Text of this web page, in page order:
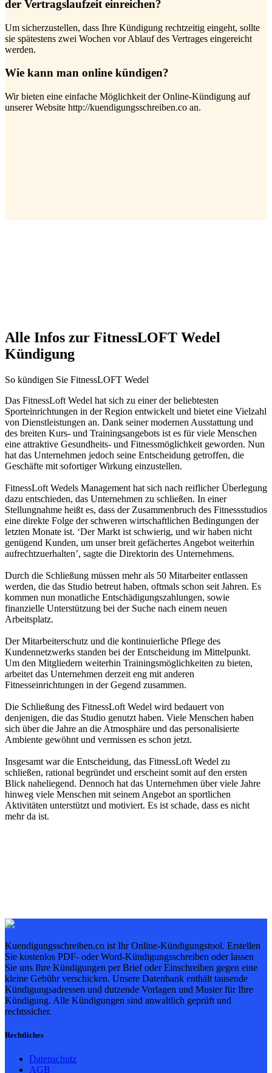
der Vertragslaufzeit einreichen?
Um sicherzustellen, dass Ihre Kündigung rechtzeitig eingeht, sollte
sie spätestens zwei Wochen vor Ablauf des Vertrages eingereicht
werden.
Wie kann man online kündigen?
Wir bieten eine einfache Möglichkeit der Online-Kündigung auf
unserer Website http://kuendigungsschreiben.co an.
Alle Infos zur FitnessLOFT Wedel
Kündigung
So kündigen Sie FitnessLOFT Wedel
Das FitnessLoft Wedel hat sich zu einer der beliebtesten
Sporteinrichtungen in der Region entwickelt und bietet eine Vielzahl
von Dienstleistungen an. Dank seiner modernen Ausstattung und
des breiten Kurs- und Trainingsangebots ist es für viele Menschen
eine attraktive Gesundheits- und Fitnessmöglichkeit geworden. Nun
hat das Unternehmen jedoch seine Entscheidung getroffen, die
Geschäfte mit sofortiger Wirkung einzustellen.
FitnessLoft Wedels Management hat sich nach reiflicher Überlegung
dazu entschieden, das Unternehmen zu schließen. In einer
Stellungnahme heißt es, dass der Zusammenbruch des Fitnessstudios
eine direkte Folge der schweren wirtschaftlichen Bedingungen der
letzten Monate ist. ‘Der Markt ist schwierig, und wir haben nicht
genügend Kunden, um unser breit gefächertes Angebot weiterhin
aufrechtzuerhalten’, sagte die Direktorin des Unternehmens.
Durch die Schließung müssen mehr als 50 Mitarbeiter entlassen
werden, die das Studio betreut haben, oftmals schon seit Jahren. Es
kommen nun monatliche Entschädigungszahlungen, sowie
finanzielle Unterstützung bei der Suche nach einem neuen
Arbeitsplatz.
Der Mitarbeiterschutz und die kontinuierliche Pflege des
Kundennetzwerks standen bei der Entscheidung im Mittelpunkt.
Um den Mitgliedern weiterhin Trainingsmöglichkeiten zu bieten,
arbeitet das Unternehmen derzeit eng mit anderen
Fitnesseinrichtungen in der Gegend zusammen.
Die Schließung des FitnessLoft Wedel wird bedauert von
denjenigen, die das Studio genutzt haben. Viele Menschen haben
sich über die Jahre an die Atmosphäre und das personalisierte
Ambiente gewöhnt und vermissen es schon jetzt.
Insgesamt war die Entscheidung, das FitnessLoft Wedel zu
schließen, rational begründet und erscheint somit auf den ersten
Blick naheliegend. Dennoch hat das Unternehmen über viele Jahre
hinweg viele Menschen mit seinem Angebot an sportlichen
Aktivitäten unterstützt und motiviert. Es ist schade, dass es nicht
mehr da ist.
Kuendigungsschreiben.co ist Ihr Online-Kündigungstool. Erstellen
Sie kostenlos PDF- oder Word-Kündigungsschreiben oder lassen
Sie uns Ihre Kündigungen per Brief oder Einschreiben gegen eine
kleine Gebühr verschicken. Unsere Datenbank enthält tausende
Kündigungsadressen und dutzende Vorlagen und Muster für Ihre
Kündigung. Alle Kündigungen sind anwaltlich geprüft und
rechtssicher.
Rechtliches
Datenschutz
AGB